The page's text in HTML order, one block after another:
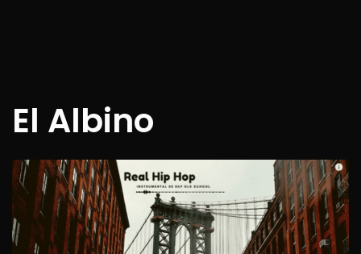
El Albino